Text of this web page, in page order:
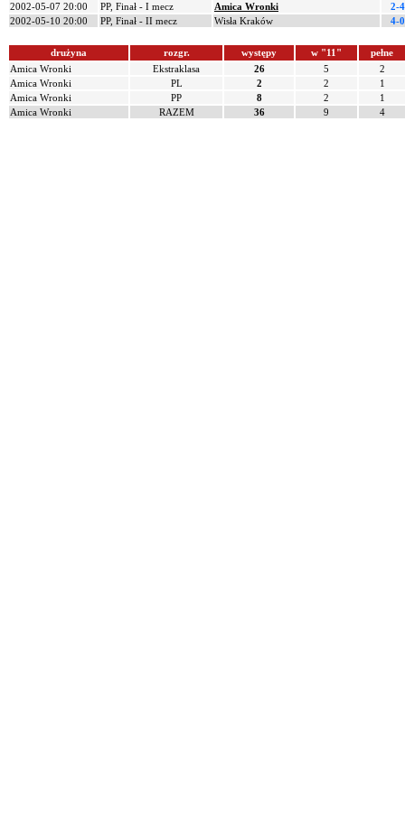
2002-05-07 20:00
PP, Finał - I mecz Amica Wronki
2-4
2002-05-10 20:00
PP, Finał - II mecz Wisła Kraków 4-0
drużyna rozgr. występy w "11"
pełne
Amica Wronki
Ekstraklasa 26 5
2
Amica Wronki
PL 2 2
1
Amica Wronki
PP 8 2
1
Amica Wronki
RAZEM 36 9 4